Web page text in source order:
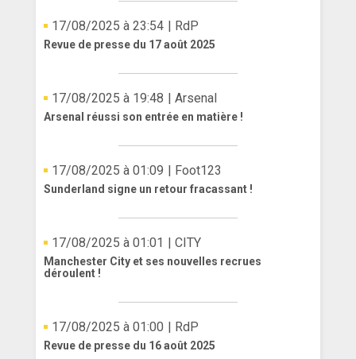
17/08/2025 à 23:54 | RdP
Revue de presse du 17 août 2025
17/08/2025 à 19:48 | Arsenal
Arsenal réussi son entrée en matière !
17/08/2025 à 01:09 | Foot123
Sunderland signe un retour fracassant !
17/08/2025 à 01:01 | CITY
Manchester City et ses nouvelles recrues
déroulent !
17/08/2025 à 01:00 | RdP
Revue de presse du 16 août 2025